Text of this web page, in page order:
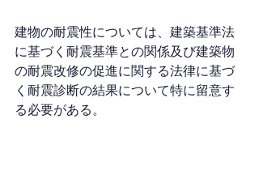
建物の耐震性については、建築基準法
に基づく耐震基準との関係及び建築物
の耐震改修の促進に関する法律に基づ
く耐震診断の結果について特に留意す
る必要がある。